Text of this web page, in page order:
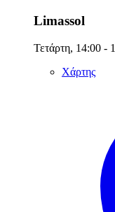
Limassol
Τετάρτη, 14:00 -
Χάρτης